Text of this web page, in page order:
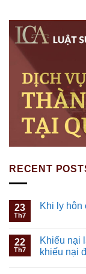
RECENT
23
Th7
Khi ly hôn
22
Th7
Khiếu nại
khiếu nại